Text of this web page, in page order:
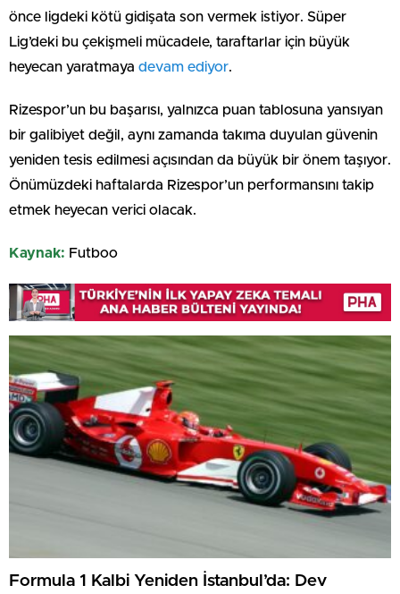
önce ligdeki kötü gidişata son vermek istiyor. Süper
Lig’deki bu çekişmeli mücadele, taraftarlar için büyük
heyecan yaratmaya devam ediyor.
Rizespor’un bu başarısı, yalnızca puan tablosuna yansıyan
bir galibiyet değil, aynı zamanda takıma duyulan güvenin
yeniden tesis edilmesi açısından da büyük bir önem taşıyor.
Önümüzdeki haftalarda Rizespor’un performansını takip
etmek heyecan verici olacak.
Kaynak: Futboo
Formula 1 Kalbi Yeniden İstanbul’da: Dev